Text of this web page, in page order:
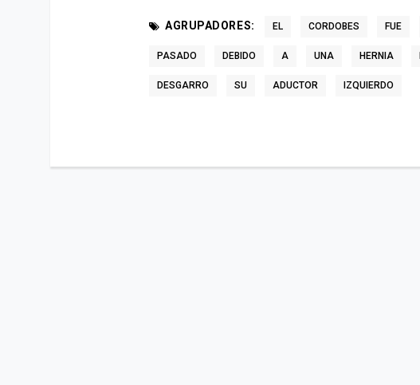
AGRUPADORES: EL CORDOBES FUE
PASADO DEBIDO A UNA HERNIA
DESGARRO SU ADUCTOR IZQUIERDO